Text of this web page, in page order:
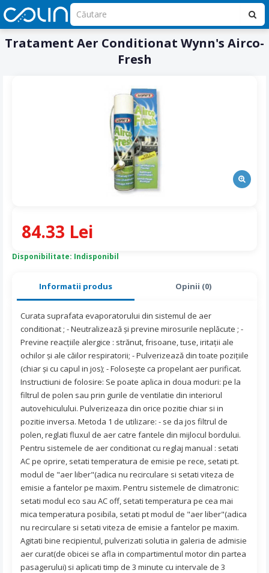
Tratament Aer Conditionat Wynn's Airco-
Fresh
Informatii produs Opinii (0)
Curata suprafata evaporatorului din sistemul de aer
conditionat ; - Neutralizează şi previne mirosurile neplăcute ; -
Previne reacţiile alergice : strănut, frisoane, tuse, iritaţii ale
ochilor şi ale căilor respiratorii; - Pulverizează din toate poziţiile
(chiar şi cu capul in jos); - Foloseşte ca propelant aer purificat.
Instructiuni de folosire: Se poate aplica in doua moduri: pe la
filtrul de polen sau prin gurile de ventilatie din interiorul
autovehiculului. Pulverizeaza din orice pozitie chiar si in
pozitie inversa. Metoda 1 de utilizare: - se da jos filtrul de
polen, reglati fluxul de aer catre fantele din mijlocul bordului.
Pentru sistemele de aer conditionat cu reglaj manual : setati
AC pe oprire, setati temperatura de emisie pe rece, setati pt.
modul de "aer liber"(adica nu recirculare si setati viteza de
emisie a fantelor pe maxim. Pentru sistemele de climatronic:
setati modul eco sau AC off, setati temperatura pe cea mai
mica temperatura posibila, setati pt modul de "aer liber"(adica
nu recirculare si setati viteza de emisie a fantelor pe maxim.
Agitati bine recipientul, pulverizati solutia in galeria de admisie
aer curat(de obicei se afla in compartimentul motor din partea
pasagerului) si aplicati timp de 3 minute cu intervale de 3
Disponibilitate: Indisponibil
84.33 Lei